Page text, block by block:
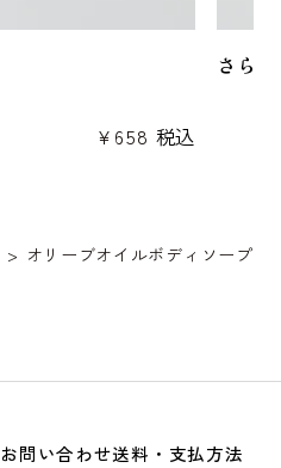
¥ 658 税込
さらり
オリーブオイルボディソープ
お問い合わせ送料・支払方法